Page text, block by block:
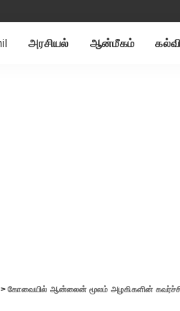
அரசியல் ஆன்மீகம்
>கோவையில் ஆன்லைன் மூலம் அழகிகளின் கவர்ச்சி படங்களை